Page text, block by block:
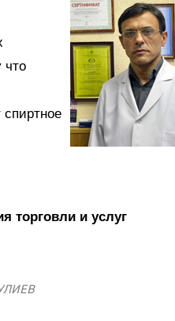
что
торговли и услуг